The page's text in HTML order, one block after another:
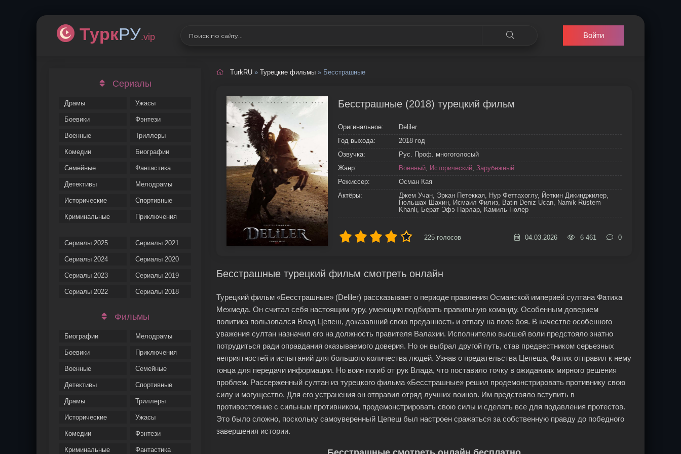
ТуркРУ.vip Войти
Сериалы
Драмы
Боевики
Военные
Комедии
Семейные
Детективы
Исторические
Криминальные
Ужасы
Фэнтези
Триллеры
Биографии
Фантастика
Мелодрамы
Спортивные
Приключения
Сериалы 2025
Сериалы 2024
Сериалы 2023
Сериалы 2022
Сериалы 2021
Сериалы 2020
Сериалы 2019
Сериалы 2018
Фильмы
Биографии
Боевики
Военные
Детективы
Драмы
Исторические
Комедии
Криминальные
Мелодрамы
Приключения
Семейные
Спортивные
Триллеры
Ужасы
Фэнтези
Фантастика
TurkRU » Турецкие фильмы » Бесстрашные
Бесстрашные (2018) турецкий фильм
Оригинальное:
Deliler
Год выхода:
2018 год
Озвучка:
Рус. Проф. многоголосый
Жанр:
Военный Исторический Зарубежный
Режиссер:
Осман Кая
Актёры:
Джем Учан, Эркан Петеккая, Нур Феттахоглу, Йеткин Дикинджилер,
Гюльшах Шахин, Исмаил Филиз, Batin Deniz Ucan, Namik Rüstem
Khanli, Берат Эфэ Парлар, Камиль Гюлер
225 голосов 04.03.2026 6 461 0
Бесстрашные турецкий фильм смотреть онлайн
Турецкий фильм «Бесстрашные» (Deliler) рассказывает о периоде правления Османской империей султана Фатиха
Мехмеда. Он считал себя настоящим гуру, умеющим подбирать правильную команду. Особенным доверием
политика пользовался Влад Цепеш, доказавший свою преданность и отвагу на поле боя. В качестве особенного
уважения султан назначил его на должность правителя Валахии. Исполнителю высшей воли предстояло знатно
потрудиться ради оправдания оказываемого доверия. Но он выбрал другой путь, став предвестником серьезных
неприятностей и испытаний для большого количества людей. Узнав о предательства Цепеша, Фатих отправил к нему
гонца для передачи информации. Но воин погиб от рук Влада, что поставило точку в ожиданиях мирного решения
проблем. Рассерженный султан из турецкого фильма «Бесстрашные» решил продемонстрировать противнику свою
силу и могущество. Для его устранения он отправил отряд лучших воинов. Им предстояло вступить в
противостояние с сильным противником, продемонстрировать свою силы и сделать все для подавления протестов.
Это было сложно, поскольку самоуверенный Цепеш был настроен сражаться за собственную правду до победного
завершения истории.